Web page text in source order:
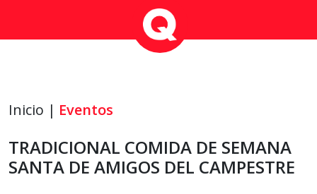
Inicio | Eventos
TRADICIONAL COMIDA DE SEMANA
SANTA DE AMIGOS DEL CAMPESTRE